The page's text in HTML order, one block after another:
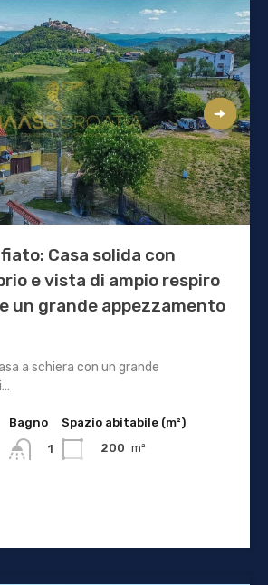
Casa solida con
e vista di ampio respiro
un grande appezzamento
a schiera con un grande
Bagno
1
Spazio abitabile (m²)
200 m²